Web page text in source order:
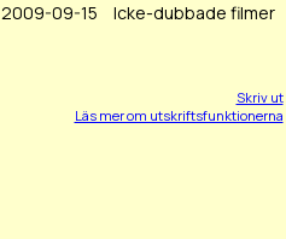
2009-09-15 Icke-dubbade filmer
Skriv ut
Läs mer om utskriftsfunktionerna